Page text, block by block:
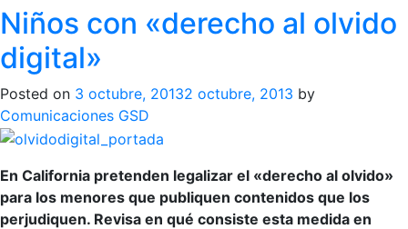
Niños con «derecho al olvido
digital»
Posted on 3 octubre, 20132 octubre, 2013 by
Comunicaciones GSD
En California pretenden legalizar el «derecho al olvido»
para los menores que publiquen contenidos que los
perjudiquen. Revisa en qué consiste esta medida en